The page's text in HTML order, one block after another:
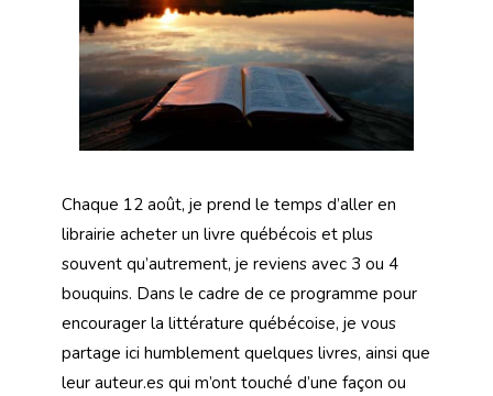
Chaque 12 août, je prend le temps d’aller en
librairie acheter un livre québécois et plus
souvent qu’autrement, je reviens avec 3 ou 4
bouquins. Dans le cadre de ce programme pour
encourager la littérature québécoise, je vous
partage ici humblement quelques livres, ainsi que
leur auteur.es qui m’ont touché d’une façon ou